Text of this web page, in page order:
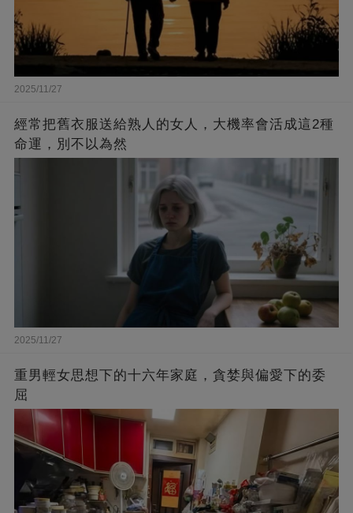
2025/11/27
經常把舊衣服送給熟人的女人，大機率會活成這2種
命運，別不以為然
2025/11/27
重男輕女思想下的十六年家庭，貪婪與偏愛下的委
屈​